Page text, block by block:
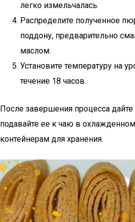
легко измельчалась.
Распределите полученное
поддону, предварительно
маслом.
Установите температуру на
течение 18 часов.
После завершения процесса дайте
подавайте ее к чаю в
контейнерам для хранения.